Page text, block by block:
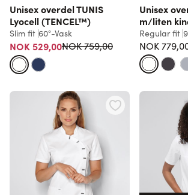
Unisex overdel TUNIS
Lyocell (TENCEL™)
Slim fit 60°-Vask
NOK 529,00Vanlig pris
NOK 759,00
Unisex
m/liten
Regular fit
NOK